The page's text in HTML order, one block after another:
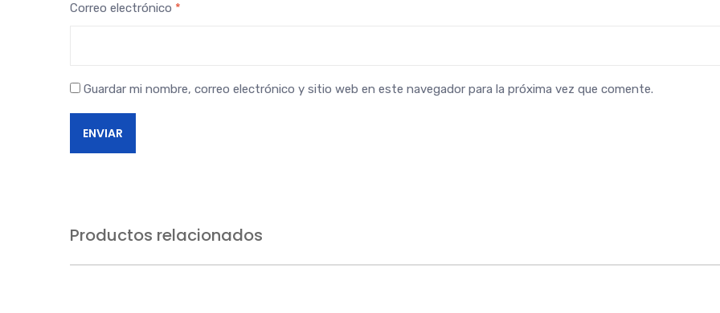
Correo electrónico *
Guardar mi nombre, correo electrónico y sitio web en este navegador para la próxima vez que comente.
Productos relacionados